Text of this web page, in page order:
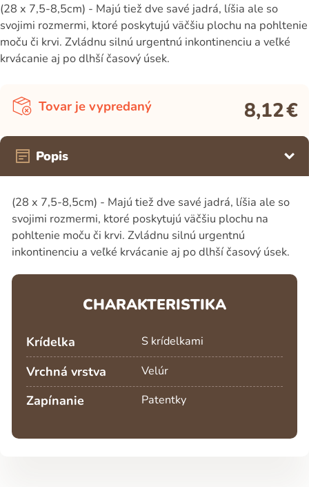
(28 x 7,5-8,5cm) - Majú tiež dve savé jadrá, líšia ale so
svojimi rozmermi, ktoré poskytujú väčšiu plochu na pohltenie
moču či krvi. Zvládnu silnú urgentnú inkontinenciu a veľké
krvácanie aj po dlhší časový úsek.
Tovar je vypredaný 8,12€
Popis
(28 x 7,5-8,5cm) - Majú tiež dve savé jadrá, líšia ale so
svojimi rozmermi, ktoré poskytujú väčšiu plochu na
pohltenie moču či krvi. Zvládnu silnú urgentnú
inkontinenciu a veľké krvácanie aj po dlhší časový úsek.
CHARAKTERISTIKA
Krídelka S krídelkami
Vrchná vrstva Velúr
Zapínanie Patentky